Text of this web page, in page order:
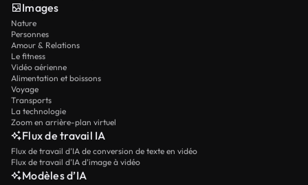
Images
Nature
Personnes
Amour & Relations
Le fitness
Vidéo aérienne
Alimentation et boissons
Voyage
Transports
La technologie
Zoom en arrière-plan virtuel
Flux de travail IA
Flux de travail d’IA de conversion de texte en vidéo
Flux de travail d’IA d’image à vidéo
Modèles d’IA